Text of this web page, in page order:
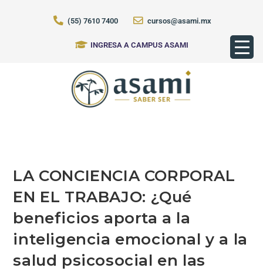
(55) 7610 7400 cursos@asami.mx
INGRESA A CAMPUS ASAMI
LA CONCIENCIA CORPORAL
EN EL TRABAJO: ¿Qué
beneficios aporta a la
inteligencia emocional y a la
salud psicosocial en las